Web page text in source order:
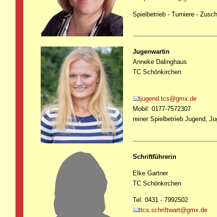
Spielbetrieb - Turniere -
Jugenwartin
Anneke Dalinghaus
TC Schönkirchen
jugend.tcs@gmx.de
Mobil: 0177-7572307
reiner Spielbetrieb Jugend,
Schriftführerin
Elke Gartner
TC Schönkirchen
Tel: 0431 - 7992502
tcs.schriftwart@gmx.de